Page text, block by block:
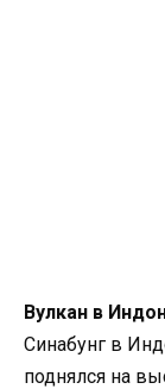
Вулкан в
Синабунг в
поднялся на